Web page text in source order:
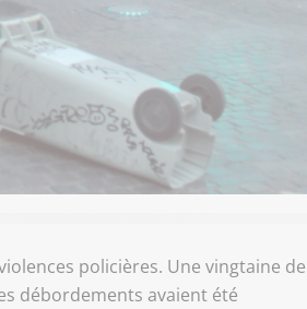
policières. Une vingtaine de
débordements avaient été